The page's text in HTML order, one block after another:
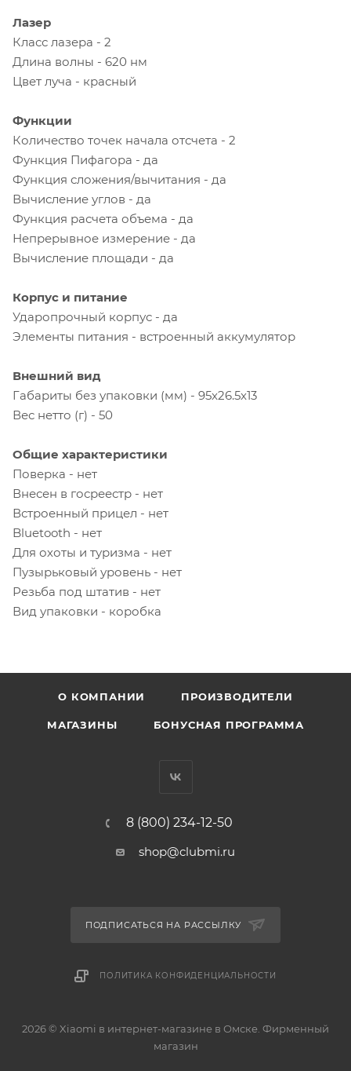
Лазер
Класс лазера - 2
Длина волны - 620 нм
Цвет луча - красный
Функции
Количество точек начала отсчета - 2
Функция Пифагора - да
Функция сложения/вычитания - да
Вычисление углов - да
Функция расчета объема - да
Непрерывное измерение - да
Вычисление площади - да
Корпус и питание
Ударопрочный корпус - да
Элементы питания - встроенный аккумулятор
Внешний вид
Габариты без упаковки (мм) - 95x26.5x13
Вес нетто (г) - 50
Общие характеристики
Поверка - нет
Внесен в госреестр - нет
Встроенный прицел - нет
Bluetooth - нет
Для охоты и туризма - нет
Пузырьковый уровень - нет
Резьба под штатив - нет
Вид упаковки - коробка
О КОМПАНИИ ПРОИЗВОДИТЕЛИ
МАГАЗИНЫ БОНУСНАЯ ПРОГРАММА
8 (800) 234-12-50
shop@clubmi.ru
ПОДПИСАТЬСЯ НА РАССЫЛКУ
ПОЛИТИКА КОНФИДЕНЦИАЛЬНОСТИ
2026 © Xiaomi в интернет-магазине в Омске. Фирменный
магазин